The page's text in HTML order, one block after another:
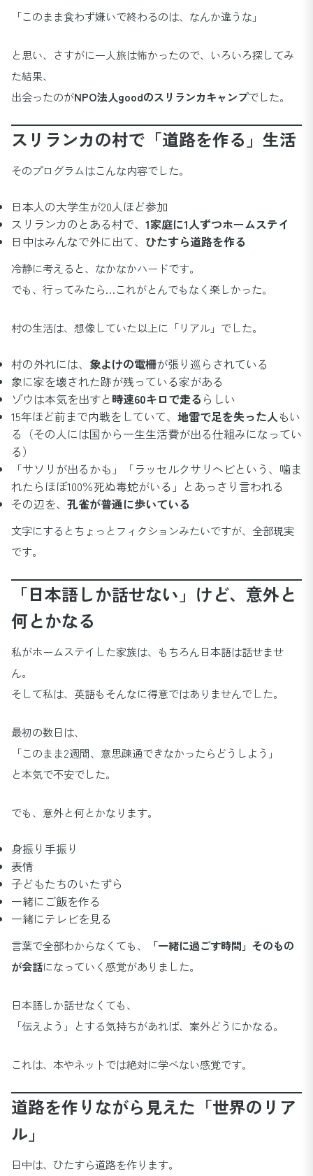
「このまま食わず嫌いで終わるのは、なんか違うな」
と思い、さすがに一人旅は怖かったので、いろいろ探してみ
た結果、
出会ったのがNPO法人goodのスリランカキャンプでした。
スリランカの村で「道路を作る」生活
そのプログラムはこんな内容でした。
日本人の大学生が20人ほど参加
スリランカのとある村で、 1家庭に1人ずつホームステイ
日中はみんなで外に出て、 ひたすら道路を作る
冷静に考えると、なかなかハードです。
でも、行ってみたら…これがとんでもなく楽しかった。
村の生活は、想像していた以上に「リアル」でした。
村の外れには、 象よけの電柵が張り巡らされている
象に家を壊された跡が残っている家がある
ゾウは本気を出すと時速60キロで走る らしい
15年ほど前まで内戦をしていて、 地雷で足を失った人もい
る（その人には国から一生生活費が出る仕組みになってい
る）
「サソリが出るかも」「ラッセルクサリヘビという、噛ま
れたらほぼ100％死ぬ毒蛇がいる」とあっさり言われる
その辺を、 孔雀が普通に歩いている
文字にするとちょっとフィクションみたいですが、全部現実
です。
「日本語しか話せない」けど、意外と
何とかなる
私がホームステイした家族は、もちろん日本語は話せませ
ん。
そして私は、英語もそんなに得意ではありませんでした。
最初の数日は、
「このまま2週間、意思疎通できなかったらどうしよう」
と本気で不安でした。
でも、意外と何とかなります。
身振り手振り
表情
子どもたちのいたずら
一緒にご飯を作る
一緒にテレビを見る
言葉で全部わからなくても、
「一緒に過ごす時間」そのもの
が会話になっていく感覚がありました。
日本語しか話せなくても、
「伝えよう」とする気持ちがあれば、案外どうにかなる。
これは、本やネットでは絶対に学べない感覚です。
道路を作りながら見えた「世界のリア
ル」
日中は、ひたすら道路を作ります。